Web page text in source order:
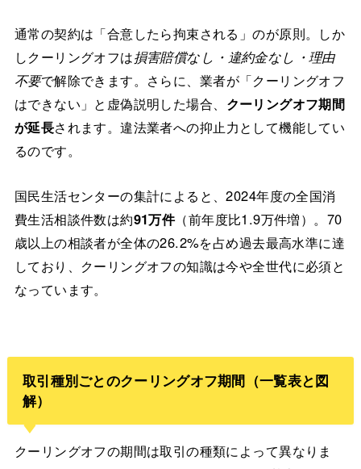
通常の契約は「合意したら拘束される」のが原則。しか
しクーリングオフは損害賠償なし・違約金なし・理由
不要で解除できます。さらに、業者が「クーリングオフ
はできない」と虚偽説明した場合、 クーリングオフ期間
が延長されます。違法業者への抑止力として機能してい
るのです。
国民生活センターの集計によると、2024年度の全国消
費生活相談件数は約91万件（前年度比1.9万件増）。70
歳以上の相談者が全体の26.2%を占め過去最高水準に達
しており、クーリングオフの知識は今や全世代に必須と
なっています。
取引種別ごとのクーリングオフ期間（一覧表と図
解）
クーリングオフの期間は取引の種類によって異なりま